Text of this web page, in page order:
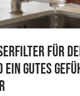
Für
Ein Gutes